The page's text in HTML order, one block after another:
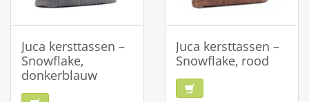
Juca kersttassen –
Snowflake,
donkerblauw
Juca kersttassen –
Snowflake, rood